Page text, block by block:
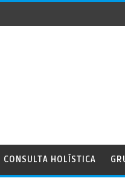
CONSULTA HOLÍSTICA